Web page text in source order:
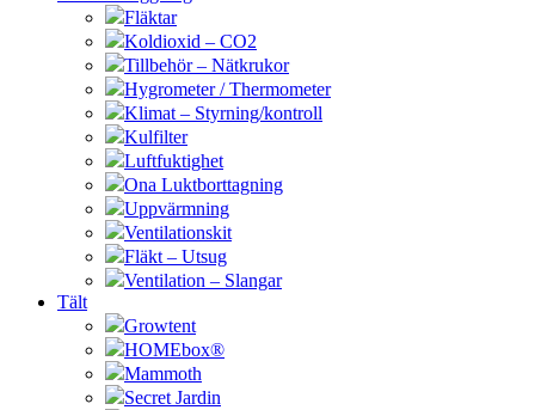
Fläktar
Koldioxid – CO2
Tillbehör – Nätkrukor
Hygrometer / Thermometer
Klimat – Styrning/kontroll
Kulfilter
Luftfuktighet
Ona Luktborttagning
Uppvärmning
Ventilationskit
Fläkt – Utsug
Ventilation – Slangar
Tält
Growtent
HOMEbox®
Mammoth
Secret Jardin